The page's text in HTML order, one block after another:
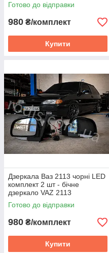
Готово до відправки
980 ₴/комплект
Купити
Дзеркала Ваз 2113 чорні LED
комплект 2 шт - бічне
дзеркало VAZ 2113
Готово до відправки
980 ₴/комплект
Купити